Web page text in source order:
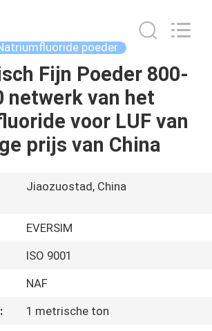
poeder
Fijn Poeder 800-
netwerk van het
voor LUF van
prijs van China
Jiaozuostad, China
EVERSIM
ISO 9001
NAF
1 metrische ton